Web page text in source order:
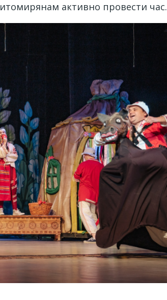
активно провести час.